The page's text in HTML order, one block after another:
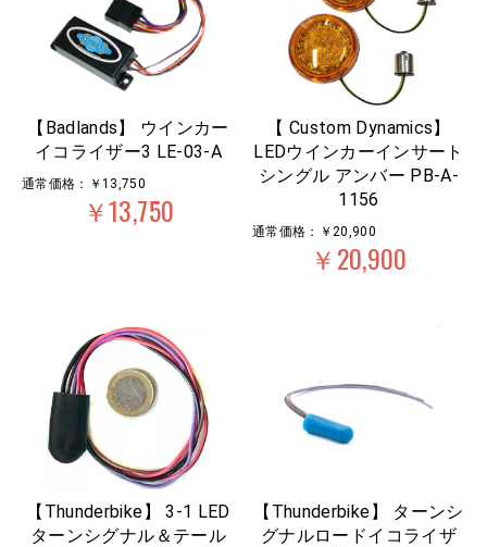
【Badlands】 ウインカー
イコライザー3 LE-03-A
通常価格：￥13,750
￥13,750
【 Custom Dynamics】
LEDウインカーインサート
シングル アンバー PB-A-
1156
通常価格：￥20,900
￥20,900
【Thunderbike】 3-1 LED
ターンシグナル＆テール
【Thunderbike】 ターンシ
グナルロードイコライザ